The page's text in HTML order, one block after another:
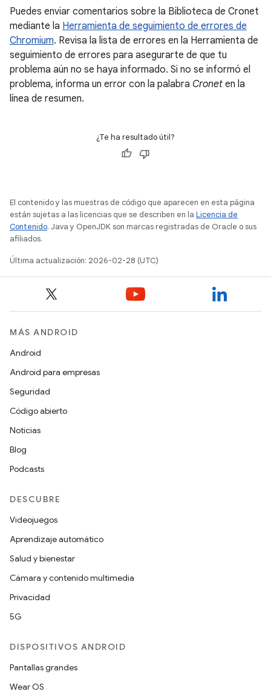
Puedes enviar comentarios sobre la Biblioteca de Cronet
mediante la Herramienta de seguimiento de errores de
Chromium. Revisa la lista de errores en la Herramienta de
seguimiento de errores para asegurarte de que tu
problema aún no se haya informado. Si no se informó el
problema, informa un error con la palabra Cronet en la
línea de resumen.
¿Te ha resultado útil?
El contenido y las muestras de código que aparecen en esta página
están sujetas a las licencias que se describen en la Licencia de
Contenido. Java y OpenJDK son marcas registradas de Oracle o sus
afiliados.
Última actualización: 2026-02-28 (UTC)
MÁS ANDROID
Android
Android para empresas
Seguridad
Código abierto
Noticias
Blog
Podcasts
DESCUBRE
Videojuegos
Aprendizaje automático
Salud y bienestar
Cámara y contenido multimedia
Privacidad
5G
DISPOSITIVOS ANDROID
Pantallas grandes
Wear OS